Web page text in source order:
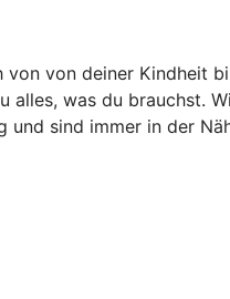
von deiner Kindheit
was du brauchst.
sind immer in der